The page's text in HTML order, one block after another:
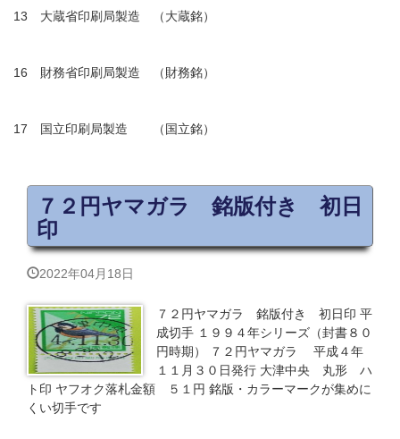
13 大蔵省印刷局製造 （大蔵銘）
16 財務省印刷局製造 （財務銘）
17 国立印刷局製造 （国立銘）
７２円ヤマガラ 銘版付き 初日
印
2022年04月18日
７２円ヤマガラ 銘版付き 初日印 平
成切手 １９９４年シリーズ（封書８０
円時期） ７２円ヤマガラ 平成４年
１１月３０日発行 大津中央 丸形 ハ
ト印 ヤフオク落札金額 ５１円 銘版・カラーマークが集めに
くい切手です